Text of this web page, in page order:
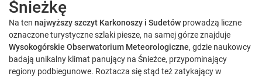
Śnieżkę
Na ten najwyższy szczyt Karkonoszy i Sudetów prowadzą liczne
oznaczone turystyczne szlaki piesze, na samej górze znajduje
Wysokogórskie Obserwatorium Meteorologiczne, gdzie naukowcy
badają unikalny klimat panujący na Śnieżce, przypominający
regiony podbiegunowe. Roztacza się stąd też zatykający w